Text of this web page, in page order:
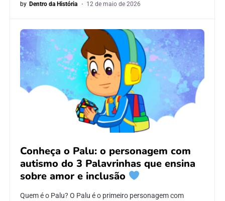
by Dentro da História 12 de maio de 2026
Conheça o Palu: o personagem com
autismo do 3 Palavrinhas que ensina
sobre amor e inclusão
Quem é o Palu? O Palu é o primeiro personagem com